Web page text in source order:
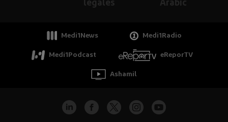
Arabic
légales
Medi1News Medi1Radio
Medi1Podcast eReporTV
Ashamil